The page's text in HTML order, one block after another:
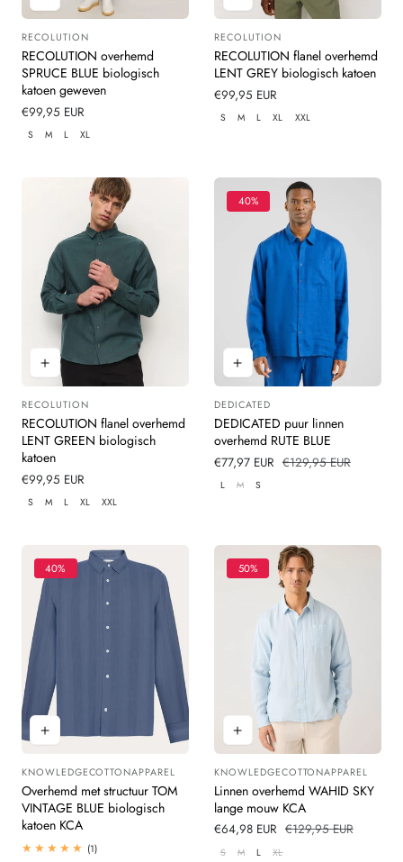
Leverancier:
RECOLUTION
RECOLUTION overhemd
SPRUCE BLUE biologisch
katoen geweven
Normale
prijs
€99,95 EUR
S M L XL
Leverancier:
RECOLUTION
RECOLUTION flanel overhemd
LENT GREY biologisch katoen
Normale
prijs
€99,95 EUR
S M L XL XXL
Leverancier:
RECOLUTION
RECOLUTION flanel overhemd
LENT GREEN biologisch
katoen
Normale
prijs
€99,95 EUR
S M L XL XXL
40%
Leverancier:
DEDICATED
DEDICATED puur linnen
overhemd RUTE BLUE
Verkoopprijs
€77,97 EUR Normale
€129,95 EUR
L M S
40%
Leverancier:
KNOWLEDGECOTTONAPPAREL
Overhemd met structuur TOM
VINTAGE BLUE biologisch
katoen KCA
(1)1
50%
Leverancier:
KNOWLEDGECOTTONAPPAREL
Linnen overhemd WAHID SKY
lange mouw KCA
Verkoopprijs
€64,98 EUR Normale
€129,95 EUR
S M L XL